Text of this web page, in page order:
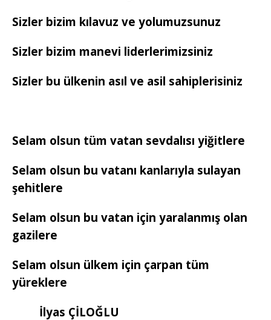
Sizler bizim kılavuz ve yolumuzsunuz
Sizler bizim manevi liderlerimizsiniz
Sizler bu ülkenin asıl ve asil sahiplerisiniz
Selam olsun tüm vatan sevdalısı yiğitlere
Selam olsun bu vatanı kanlarıyla sulayan
şehitlere
Selam olsun bu vatan için yaralanmış olan
gazilere
Selam olsun ülkem için çarpan tüm
yüreklere
İlyas ÇİLOĞLU